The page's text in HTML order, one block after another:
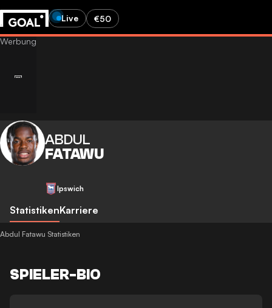
Live €50
ABDUL
FATAWU
Ipswich
StatistikenKarriere
Abdul Fatawu Statistiken
SPIELER-BIO